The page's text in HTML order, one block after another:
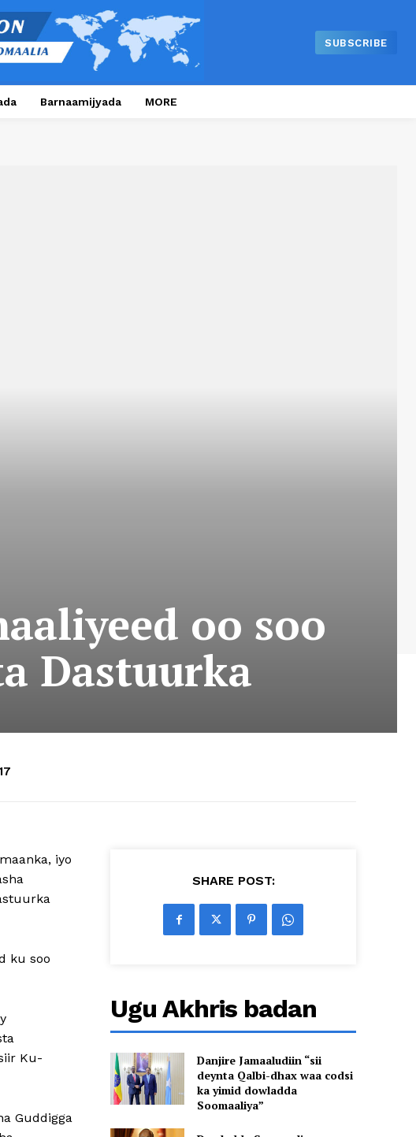
SUBSCRIBE
Barnaamijyada MORE
oo soo
Dastuurka
iyo
ku soo
Ku-
Guddigga
SHARE POST:
Ugu Akhris badan
Danjire Jamaaludiin “sii
deynta Qalbi-dhax waa codsi
ka yimid dowladda
Soomaaliya”